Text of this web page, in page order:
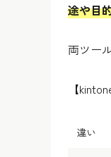
途や目
両ツー
【
違い